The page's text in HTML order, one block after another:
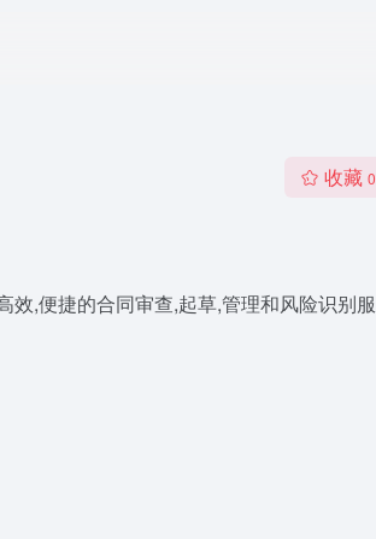
收藏 0
,便捷的合同审查,起草,管理和风险识别服